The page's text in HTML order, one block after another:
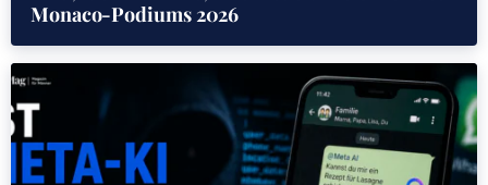
Monaco-Podiums 2026